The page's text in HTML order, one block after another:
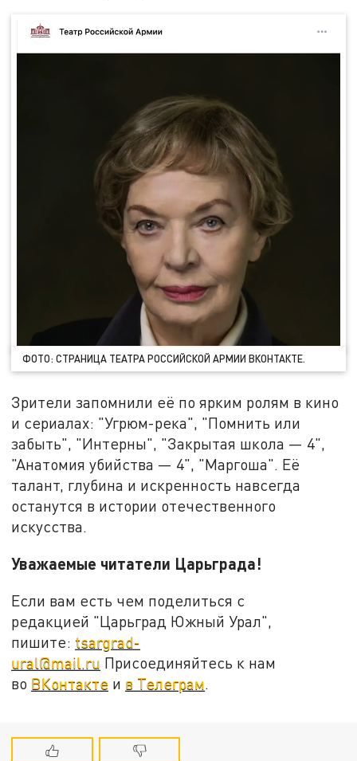
ФОТО: СТРАНИЦА ТЕАТРА РОССИЙСКОЙ АРМИИ ВКОНТАКТЕ.
Зрители запомнили её по ярким ролям в кино
и сериалах: "Угрюм-река", "Помнить или
забыть", "Интерны", "Закрытая школа — 4",
"Анатомия убийства — 4", "Маргоша". Её
талант, глубина и искренность навсегда
останутся в истории отечественного
искусства.
Уважаемые читатели Царьграда!
Если вам есть чем поделиться с
редакцией "Царьград Южный Урал",
пишите: tsargrad-
ural@mail.ru Присоединяйтесь к нам
во ВКонтакте и в Телеграм.